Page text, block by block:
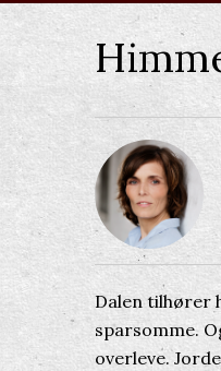
Dalen tilhører
sparsomme.
overleve.